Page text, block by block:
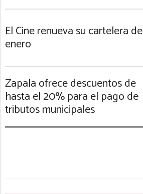
El Cine renueva su cartelera de
enero
Zapala ofrece descuentos de
hasta el 20% para el pago de
tributos municipales